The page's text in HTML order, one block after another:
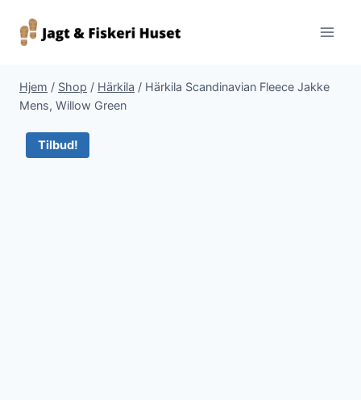
Hjem / Shop / Härkila / Härkila Scandinavian Fleece Jakke
Mens, Willow Green
Tilbud!